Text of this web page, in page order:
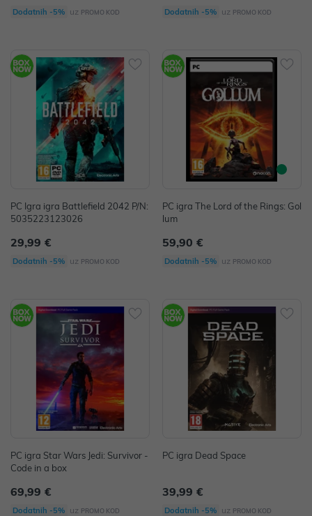
Dodatnih -5% uz PROMO KOD Dodatnih -5% uz PROMO KOD
PC Igra igra Battlefield 2042 P/N:
5035223123026
29,99 €
Dodatnih -5% uz PROMO KOD
PC igra The Lord of the Rings: Gol
lum
59,90 €
Dodatnih -5% uz PROMO KOD
PC igra Star Wars Jedi: Survivor -
Code in a box
69,99 €
Dodatnih -5% uz PROMO KOD
PC igra Dead Space
39,99 €
Dodatnih -5% uz PROMO KOD